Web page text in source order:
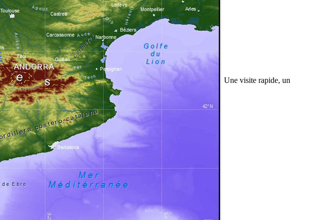
Une visite rapide, un